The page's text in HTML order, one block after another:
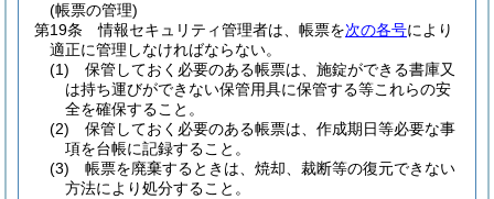
(帳票の管理)
第19条
情報セキュリティ管理者は、帳票を次の各号により
適正に管理しなければならない。
(1)
保管しておく必要のある帳票は、施錠ができる書庫又
は持ち運びができない保管用具に保管する等これらの安
全を確保すること。
(2)
保管しておく必要のある帳票は、作成期日等必要な事
項を台帳に記録すること。
(3)
帳票を廃棄するときは、焼却、裁断等の復元できない
方法により処分すること。